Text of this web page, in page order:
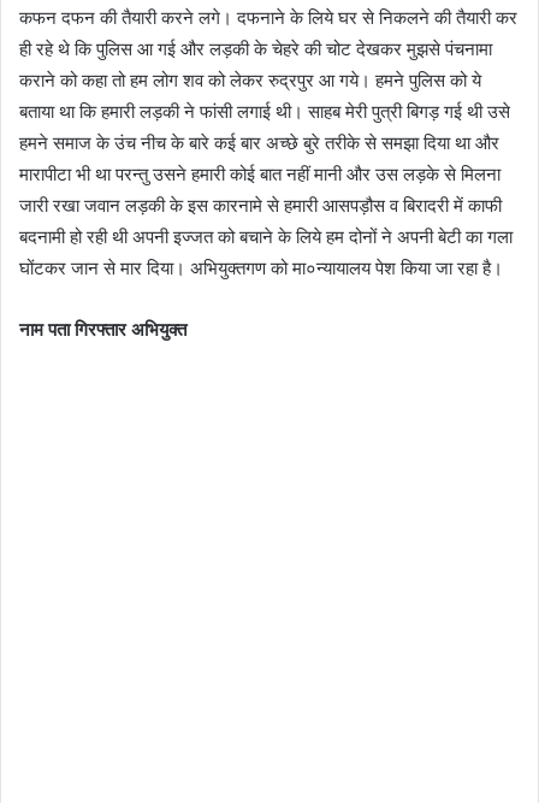
कफन दफन की तैयारी करने लगे। दफनाने के लिये घर से निकलने की तैयारी कर
ही रहे थे कि पुलिस आ गई और लड़की के चेहरे की चोट देखकर मुझसे पंचनामा
कराने को कहा तो हम लोग शव को लेकर रुद्रपुर आ गये। हमने पुलिस को ये
बताया था कि हमारी लड़की ने फांसी लगाई थी। साहब मेरी पुत्री बिगड़ गई थी उसे
हमने समाज के उंच नीच के बारे कई बार अच्छे बुरे तरीके से समझा दिया था और
मारापीटा भी था परन्तु उसने हमारी कोई बात नहीं मानी और उस लड़के से मिलना
जारी रखा जवान लड़की के इस कारनामे से हमारी आसपड़ौस व बिरादरी में काफी
बदनामी हो रही थी अपनी इज्जत को बचाने के लिये हम दोनों ने अपनी बेटी का गला
घोंटकर जान से मार दिया। अभियुक्तगण को मा०न्यायालय पेश किया जा रहा है।
नाम पता गिरफ्तार अभियुक्त